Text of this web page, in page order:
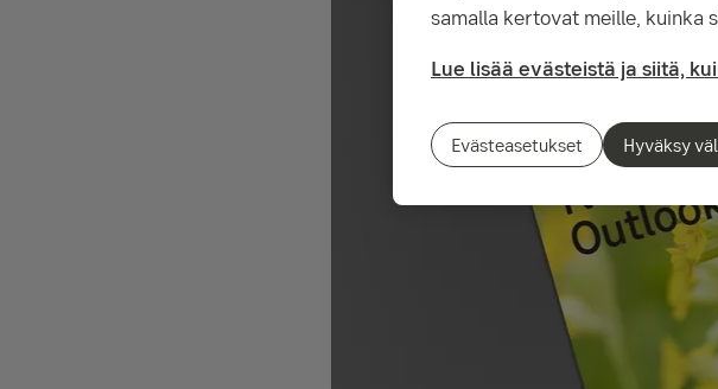
samalla kertovat meille, kuinka
Lue lisää evästeistä ja siitä,
Evästeasetukset Hyväksy